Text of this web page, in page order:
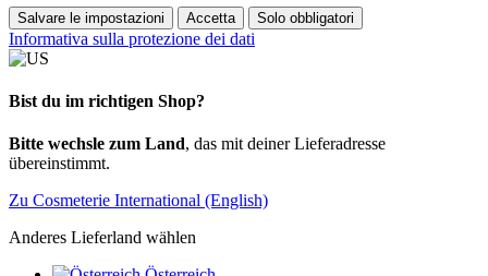
Salvare le impostazioni Accetta Solo obbligatori
Informativa sulla protezione dei dati
Bist du im richtigen Shop?
Bitte wechsle zum Land, das mit deiner Lieferadresse
übereinstimmt.
Zu Cosmeterie International (English)
Anderes Lieferland wählen